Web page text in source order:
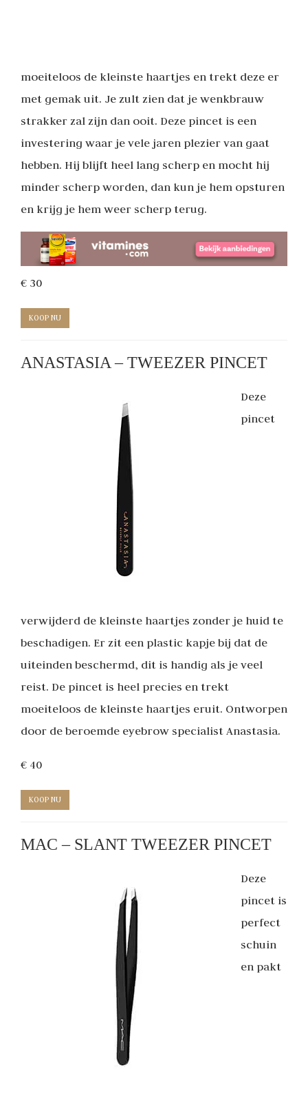
moeiteloos de kleinste haartjes en trekt deze er
met gemak uit. Je zult zien dat je wenkbrauw
strakker zal zijn dan ooit. Deze pincet is een
investering waar je vele jaren plezier van gaat
hebben. Hij blijft heel lang scherp en mocht hij
minder scherp worden, dan kun je hem opsturen
en krijg je hem weer scherp terug.
€ 30
KOOP NU
ANASTASIA – TWEEZER PINCET
Deze
pincet
verwijderd de kleinste haartjes zonder je huid te
beschadigen. Er zit een plastic kapje bij dat de
uiteinden beschermd, dit is handig als je veel
reist. De pincet is heel precies en trekt
moeiteloos de kleinste haartjes eruit. Ontworpen
door de beroemde eyebrow specialist Anastasia.
€ 40
KOOP NU
MAC – SLANT TWEEZER PINCET
Deze
pincet is
perfect
schuin
en pakt